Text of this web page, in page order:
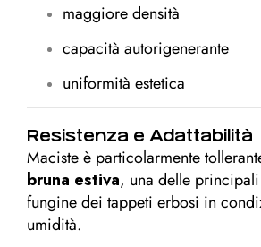
maggiore densità
capacità autorigenerante
uniformità estetica
Resistenza e Adattabilità
Maciste è particolarmente
bruna estiva, una delle
fungine dei tappeti erbosi in
umidità.